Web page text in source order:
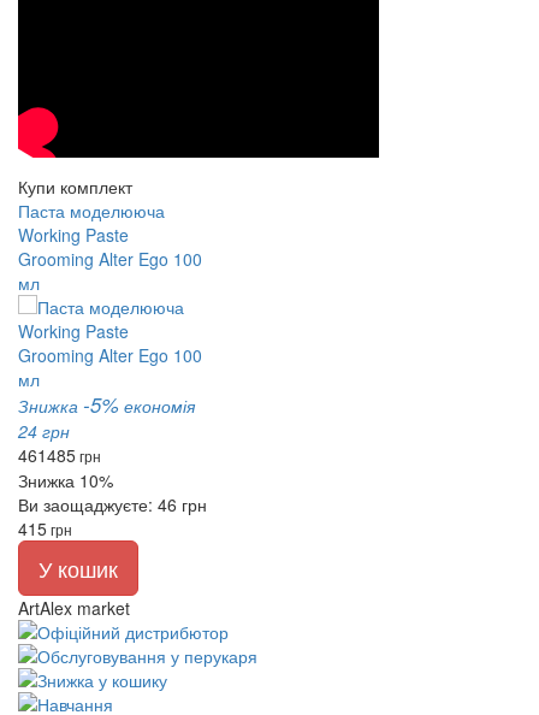
Купи комплект
Паста моделююча
Working Paste
Grooming Alter Ego 100
мл
Знижка -5% економія
24 грн
461485грн
Знижка 10%
Ви заощаджуєте: 46 грн
415грн
У кошик
ArtAlex market